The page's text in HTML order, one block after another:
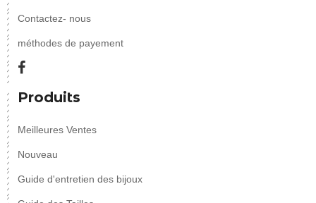
Contactez- nous
méthodes de payement
Produits
Meilleures Ventes
Nouveau
Guide d'entretien des bijoux